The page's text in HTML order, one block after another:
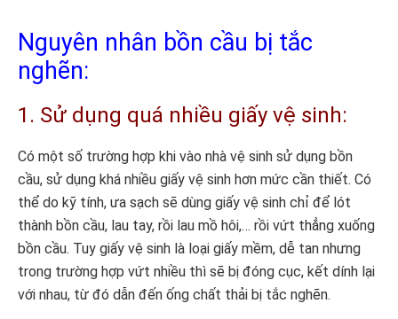
Nguyên nhân bồn cầu bị tắc
nghẽn:
1. Sử dụng quá nhiều giấy vệ sinh:
Có một số trường hợp khi vào nhà vệ sinh sử dụng bồn
cầu, sử dụng khá nhiều giấy vệ sinh hơn mức cần thiết. Có
thể do kỹ tính, ưa sạch sẽ dùng giấy vệ sinh chỉ để lót
thành bồn cầu, lau tay, rồi lau mồ hôi,… rồi vứt thẳng xuống
bồn cầu. Tuy giấy vệ sinh là loại giấy mềm, dễ tan nhưng
trong trường hợp vứt nhiều thì sẽ bị đóng cục, kết dính lại
với nhau, từ đó dẫn đến ống chất thải bị tắc nghẽn.